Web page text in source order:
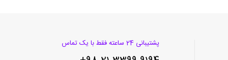
پشتیبانی 24 ساعته فقط با یک تماس